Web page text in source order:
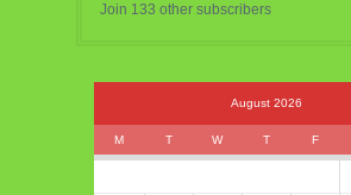
Join 133 other subscribers
August 2026
M T W T F